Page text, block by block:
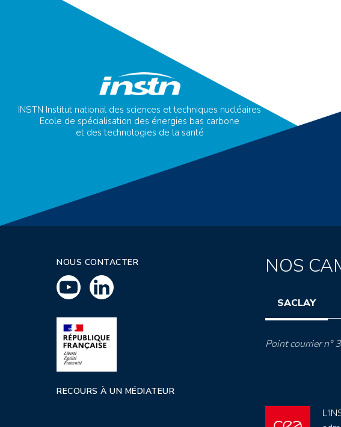
INSTN Institut national des sciences et techniques nucléaires
Ecole de spécialisation des énergies bas carbone
et des technologies de la santé
NOUS CONTACTER
RECOURS À UN MÉDIATEUR
NOS
SACLAY
Point courrier n°